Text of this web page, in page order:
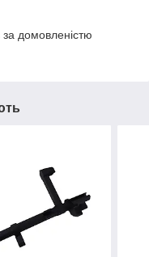
домовленістю